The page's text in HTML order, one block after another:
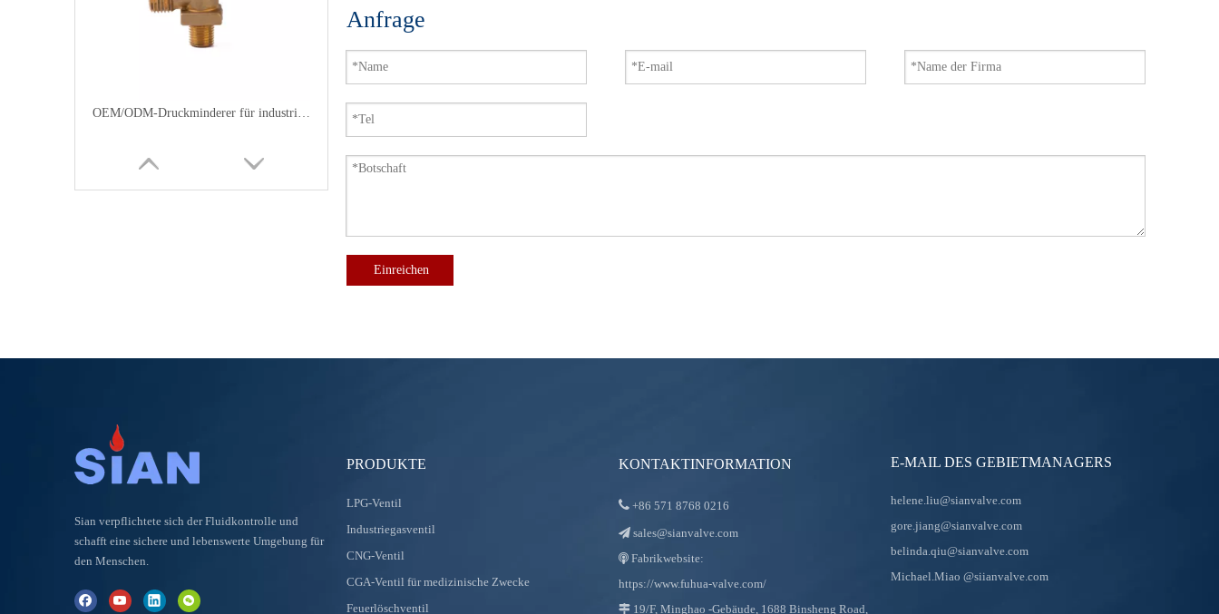
OEM/ODM-Druckminderer für industrielles LPG-Ventil
Anfrage
Einreichen
Sian verpflichtete sich der Fluidkontrolle und
schafft eine sichere und lebenswerte Umgebung für
den Menschen.
PRODUKTE
LPG-Ventil
Industriegasventil
CNG-Ventil
CGA-Ventil für medizinische Zwecke
Feuerlöschventil
KONTAKTINFORMATION
 +86 571 8768 0216
 sales@sianvalve.com
 Fabrikwebsite:
https://www.fuhua-valve.com/
 19/F, Minghao -Gebäude, 1688 Binsheng Road,
E-MAIL DES GEBIETMANAGERS
helene.liu@sianvalve.com
gore.jiang@sianvalve.com
belinda.qiu@sianvalve.com
Michael.Miao @siianvalve.com